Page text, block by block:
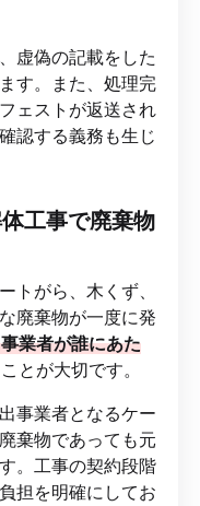
虚偽の記載をした
す。また、処理完
ェストが返送され
認する義務も生じ
工事で廃棄物
トがら、木くず、
廃棄物が一度に発
業者が誰にあた
とが大切です。
事業者となるケー
棄物であっても元
。工事の契約段階
担を明確にしてお